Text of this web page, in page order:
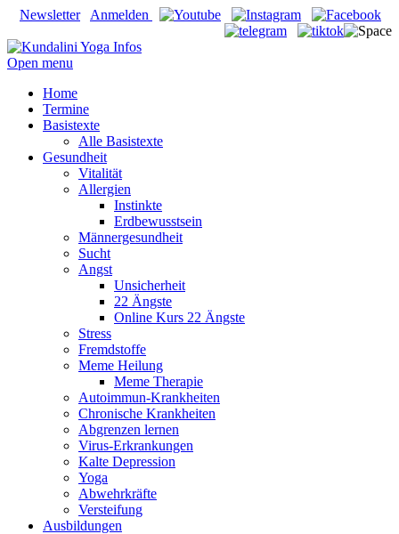
Newsletter Anmelden
Open menu
Home
Termine
Basistexte
Alle Basistexte
Gesundheit
Vitalität
Allergien
Instinkte
Erdbewusstsein
Männergesundheit
Sucht
Angst
Unsicherheit
22 Ängste
Online Kurs 22 Ängste
Stress
Fremdstoffe
Meme Heilung
Meme Therapie
Autoimmun-Krankheiten
Chronische Krankheiten
Abgrenzen lernen
Virus-Erkrankungen
Kalte Depression
Yoga
Abwehrkräfte
Versteifung
Ausbildungen